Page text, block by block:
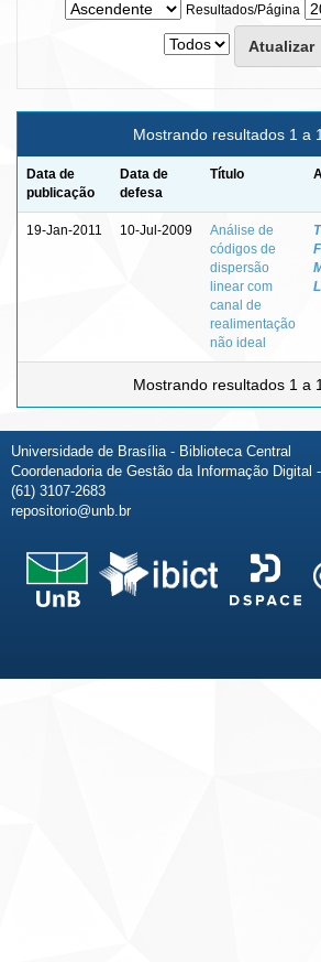
Resultados/Página
Mostrando resultados 1 a
Data de
publicação
Data de
defesa
Título
19-Jan-2011 10-Jul-2009
Análise de
códigos de
dispersão
linear com
canal de
realimentação
não ideal
Mostrando resultados 1 a
Universidade de Brasília - Biblioteca Central
Coordenadoria de Gestão da Informação Digital
(61) 3107-2683
repositorio@unb.br